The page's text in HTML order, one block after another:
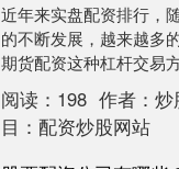
近年来实盘配资排行，
的不断发展，越来越多
期货配资这种杠杆交易
货配资的需求也在逐步
市场上鱼龙混杂的....
阅读： 198 作者： 炒
目： 配资炒股网站